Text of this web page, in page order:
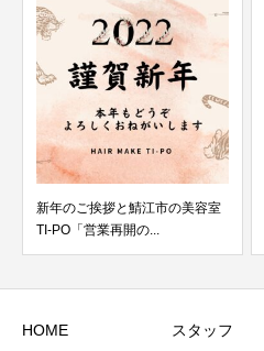
新年のご挨拶と鯖江市の美容室
TI-PO「営業再開の...
HOME
スタッフ